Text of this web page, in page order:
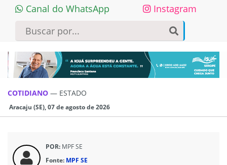
Canal do WhatsApp Instagram
COTIDIANO — ESTADO
Aracaju (SE), 07 de agosto de 2026
POR: MPF SE
Fonte: MPF SE